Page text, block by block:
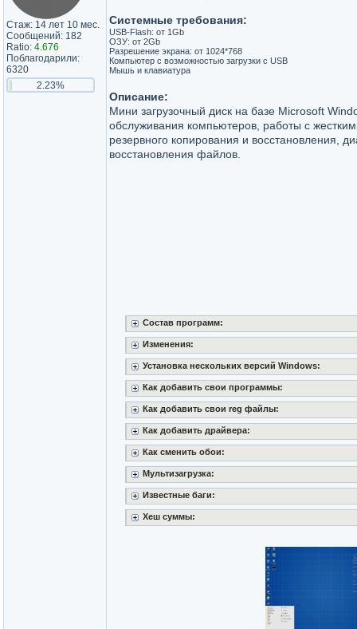
Стаж: 14 лет 10 мес.
Сообщений: 182
Ratio: 4.676
Поблагодарили:
6320
2.23%
Системные требования:
USB-Flash: от 1Gb
ОЗУ: от 2Gb
Разрешение экрана: от 1024*768
Компьютер с возможностью загрузки с USB
Мышь и клавиатура
Описание:
Мини загрузочный диск на базе Microsoft
обслуживания компьютеров, работы с
резервного копирования и восстановления,
восстановления файлов.
Состав программ:
Изменения:
Установка нескольких версий Windows:
Как добавить свои программы:
Как добавить свои reg файлы:
Как добавить драйвера:
Как сменить обои:
Мультизагрузка:
Известные баги:
Хеш суммы: